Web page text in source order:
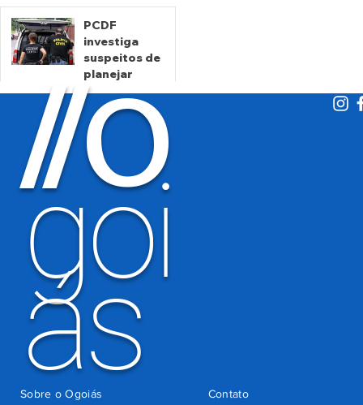
Goiás
há 23 horas
PCDF
investiga
suspeitos de
planejar
atentados no
período
eleitoral
há 3 dias
//O
goi
ás Contato
Sobre o Ogoiás